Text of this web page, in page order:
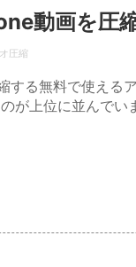
動画を圧
圧縮
する無料で使える
が上位に並んでい